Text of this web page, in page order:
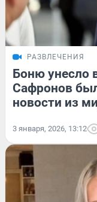
РАЗВЛЕЧЕНИЯ
Боню унесло
Сафронов
новости из
3 января, 2026, 13:12